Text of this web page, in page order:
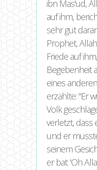
ibn Mas'ud,
auf ihm,
sehr gut
Prophet,
Friede auf
Begebenheit
eines
erzählte: Er
Volk
verletzt, dass
und er
seinem
er bat: 'Oh